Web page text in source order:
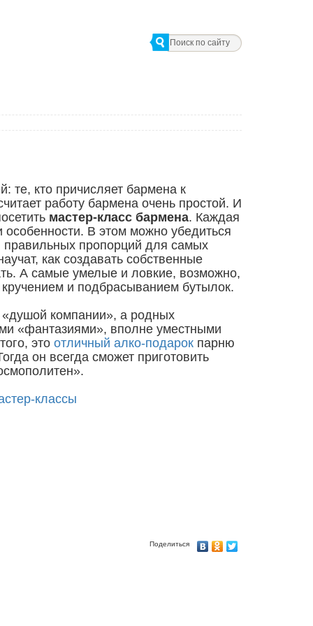
те, кто причисляет бармена к
работу бармена очень простой. И
мастер-класс бармена. Каждая
В этом можно убедиться
правильных пропорций для самых
как создавать собственные
А самые умелые и ловкие, возможно,
кручением и подбрасыванием бутылок.
«душой компании», а родных
«фантазиями», вполне уместными
это отличный алко-подарок парню
он всегда сможет приготовить
классы
Поделиться